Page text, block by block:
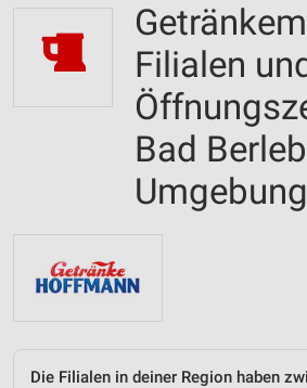
Filialen
Bad
Umgebung
Die Filialen in deiner Region haben